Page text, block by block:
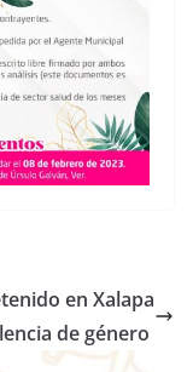
en Xalapa
de género